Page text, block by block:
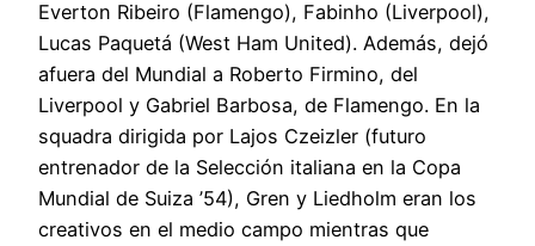
Everton Ribeiro (Flamengo), Fabinho (Liverpool),
Lucas Paquetá (West Ham United). Además, dejó
afuera del Mundial a Roberto Firmino, del
Liverpool y Gabriel Barbosa, de Flamengo. En la
squadra dirigida por Lajos Czeizler (futuro
entrenador de la Selección italiana en la Copa
Mundial de Suiza ’54), Gren y Liedholm eran los
creativos en el medio campo mientras que